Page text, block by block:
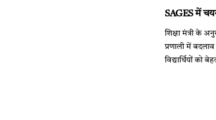
SAGES में चयन
शिक्षा मंत्री के
प्रणाली में
विद्यार्थियों को